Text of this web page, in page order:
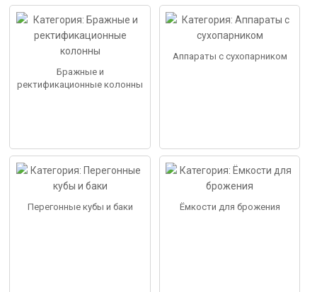
Бражные и
ректификационные колонны
Аппараты с сухопарником
Перегонные кубы и баки Ёмкости для брожения